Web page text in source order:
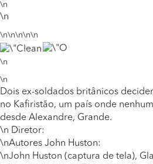
\n
\n
\n\n\n\n\n
\n
\n
Dois ex-soldados britânicos
no Kafiristão, um país onde
desde Alexandre, Grande.
\n Diretor:
\nAutores John Huston:
\nJohn Huston (captura de tela),